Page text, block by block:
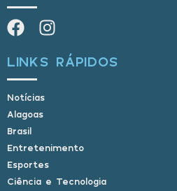
LINKS RÁPIDOS
Notícias
Alagoas
Brasil
Entretenimento
Esportes
Ciência e Tecnologia